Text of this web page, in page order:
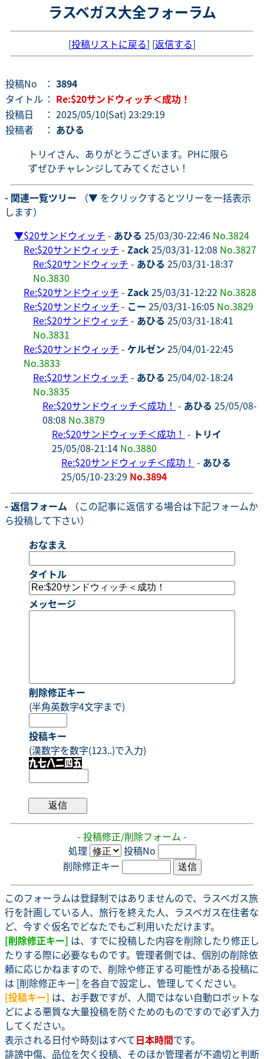
ラスベガス大全フォーラム
[投稿リストに戻る] [返信する]
投稿No ： 3894
タイトル ： Re:$20サンドウィッチ＜成功！
投稿日
： 2025/05/10(Sat) 23:29:19
投稿者
： あひる
トリイさん、ありがとうございます。PHに限ら
ずぜひチャレンジしてみてください！
- 関連一覧ツリー （▼ をクリックするとツリーを一括表示
します）
▼$20サンドウィッチ - あひる 25/03/30-22:46 No.3824
Re:$20サンドウィッチ - Zack25/03/31-12:08 No.3827
Re:$20サンドウィッチ - あひる 25/03/31-18:37
No.3830
Re:$20サンドウィッチ - Zack25/03/31-12:22 No.3828
Re:$20サンドウィッチ - こー 25/03/31-16:05 No.3829
Re:$20サンドウィッチ - あひる 25/03/31-18:41
No.3831
Re:$20サンドウィッチ - ケルゼン 25/04/01-22:45
No.3833
Re:$20サンドウィッチ - あひる 25/04/02-18:24
No.3835
Re:$20サンドウィッチ＜成功！ - あひる 25/05/08-
08:08 No.3879
Re:$20サンドウィッチ＜成功！ - トリイ
25/05/08-21:14 No.3880
Re:$20サンドウィッチ＜成功！ - あひる
25/05/10-23:29 No.3894
- 返信フォーム （この記事に返信する場合は下記フォームか
ら投稿して下さい）
おなまえ
タイトル
メッセージ
削除修正キー
(半角英数字4文字まで)
投稿キー
(漢数字を数字(123..)で入力)
- 投稿修正/削除フォーム -
処理
投稿No
削除修正キー
このフォーラムは登録制ではありませんので、ラスベガス旅
行を計画している人、旅行を終えた人、ラスベガス在住者な
ど、今すぐ仮名でどなたでもご利用いただけます。
[削除修正キー] は、すでに投稿した内容を削除したり修正し
たりする際に必要なものです。管理者側では、個別の削除依
頼に応じかねますので、削除や修正する可能性がある投稿に
は [削除修正キー] を各自で設定し、管理してください。
[投稿キー] は、お手数ですが、人間ではない自動ロボットな
どによる悪質な大量投稿を防ぐためのものですので必ず入力
してください。
表示される日付や時刻はすべて日本時間です。
誹謗中傷、品位を欠く投稿、そのほか管理者が不適切と判断